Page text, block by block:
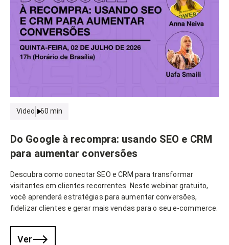
Video 60 min
Do Google à recompra: usando SEO e CRM
para aumentar conversões
Descubra como conectar SEO e CRM para transformar
visitantes em clientes recorrentes. Neste webinar gratuito,
você aprenderá estratégias para aumentar conversões,
fidelizar clientes e gerar mais vendas para o seu e-commerce.
Ver